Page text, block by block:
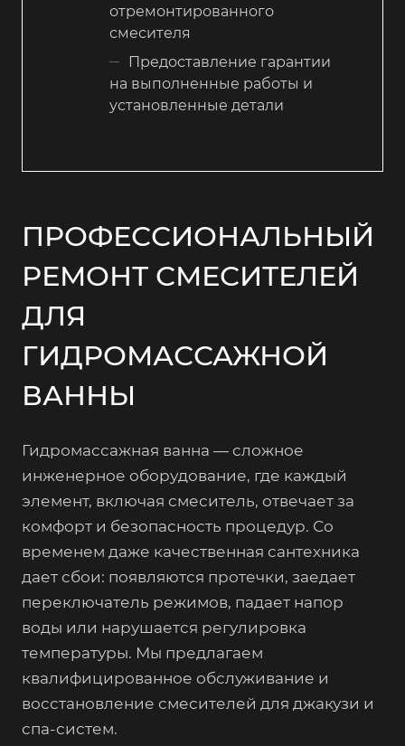
отремонтированного
смесителя
Предоставление гарантии
на выполненные работы и
установленные детали
ПРОФЕССИОНАЛЬНЫЙ
РЕМОНТ СМЕСИТЕЛЕЙ
ДЛЯ
ГИДРОМАССАЖНОЙ
ВАННЫ
Гидромассажная ванна — сложное
инженерное оборудование, где каждый
элемент, включая смеситель, отвечает за
комфорт и безопасность процедур. Со
временем даже качественная сантехника
дает сбои: появляются протечки, заедает
переключатель режимов, падает напор
воды или нарушается регулировка
температуры. Мы предлагаем
квалифицированное обслуживание и
восстановление смесителей для джакузи и
спа-систем.